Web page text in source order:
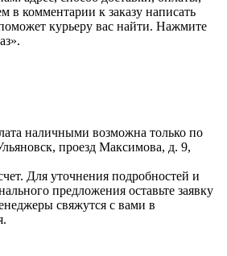
в комментарии к заказу написать
курьеру вас найти. Нажмите
наличными возможна только по
проезд Максимова, д. 9,
Для уточнения подробностей и
предложения оставьте заявку
свяжутся с вами в